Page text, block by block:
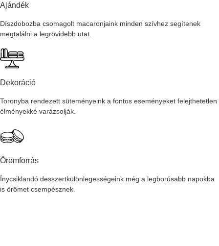
Ajándék
Díszdobozba csomagolt macaronjaink minden szívhez segítenek
megtalálni a legrövidebb utat.
Dekoráció
Toronyba rendezett süteményeink a fontos eseményeket felejthetetlen
élményekké varázsolják.
Örömforrás
Ínycsiklandó desszertkülönlegességeink még a legborúsabb napokba
is örömet csempésznek.